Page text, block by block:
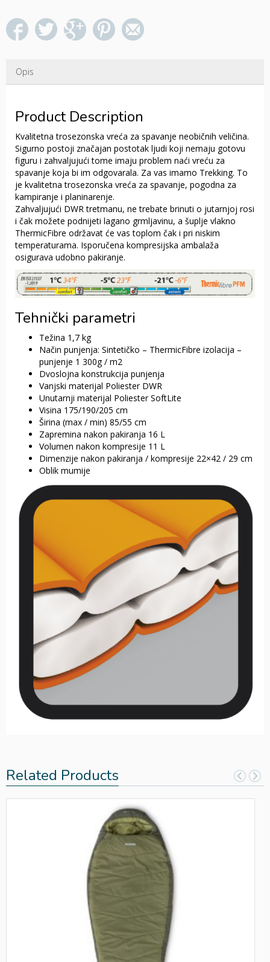
Opis
Product Description
Kvalitetna trosezonska vreća za spavanje neobičnih veličina.
Sigurno postoji značajan postotak ljudi koji nemaju gotovu
figuru i zahvaljujući tome imaju problem naći vreću za
spavanje koja bi im odgovarala. Za vas imamo Trekking. To
je kvalitetna trosezonska vreća za spavanje, pogodna za
kampiranje i planinarenje.
Zahvaljujući DWR tretmanu, ne trebate brinuti o jutarnjoj rosi
i čak možete podnijeti lagano grmljavinu, a šuplje vlakno
ThermicFibre održavat će vas toplom čak i pri niskim
temperaturama. Isporučena kompresijska ambalaža
osigurava udobno pakiranje.
Tehnički parametri
Težina 1,7 kg
Način punjenja: Sintetičko – ThermicFibre izolacija –
punjenje 1 300g / m2
Dvoslojna konstrukcija punjenja
Vanjski materijal Poliester DWR
Unutarnji materijal Poliester SoftLite
Visina 175/190/205 cm
Širina (max / min) 85/55 cm
Zapremina nakon pakiranja 16 L
Volumen nakon kompresije 11 L
Dimenzije nakon pakiranja / kompresije 22×42 / 29 cm
Oblik mumije
Related Products